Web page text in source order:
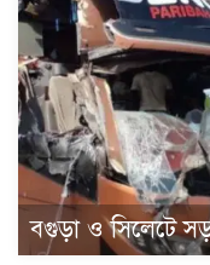
বগুড়া ও সিলেটে